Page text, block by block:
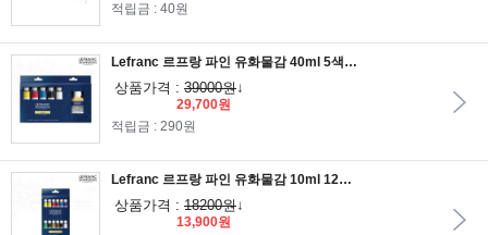
적립금 : 40원
Lefranc 르프랑 파인 유화물감 40ml 5색세트+ADD세트/FINE OIL
상품가격 : 39000원↓
29,700원
적립금 : 290원
Lefranc 르프랑 파인 유화물감 10ml 12색세트/FINE OIL
상품가격 : 18200원↓
13,900원